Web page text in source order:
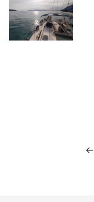
Paginazione
←